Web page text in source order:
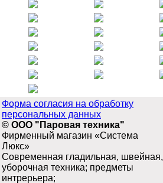
Форма согласия на обработку
персональных данных
© ООО "Паровая техника"
Фирменный магазин «Система
Люкс»
Современная гладильная, швейная,
уборочная техника; предметы
интрерьера;